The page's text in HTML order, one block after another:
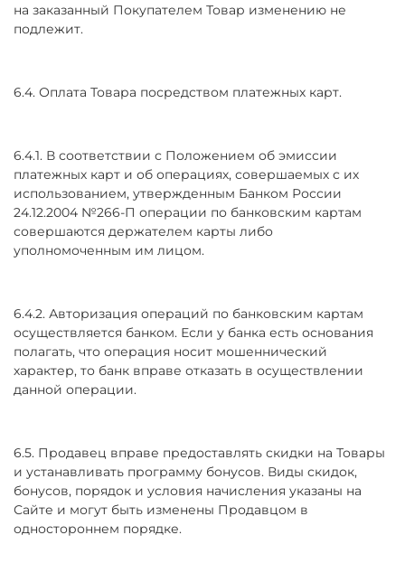
на заказанный Покупателем Товар изменению не
подлежит.
6.4. Оплата Товара посредством платежных карт.
6.4.1. В соответствии с Положением об эмиссии
платежных карт и об операциях, совершаемых с их
использованием, утвержденным Банком России
24.12.2004 №266-П операции по банковским картам
совершаются держателем карты либо
уполномоченным им лицом.
6.4.2. Авторизация операций по банковским картам
осуществляется банком. Если у банка есть основания
полагать, что операция носит мошеннический
характер, то банк вправе отказать в осуществлении
данной операции.
6.5. Продавец вправе предоставлять скидки на Товары
и устанавливать программу бонусов. Виды скидок,
бонусов, порядок и условия начисления указаны на
Сайте и могут быть изменены Продавцом в
одностороннем порядке.